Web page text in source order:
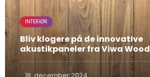
INTERIØR
Bliv klogere på de innovative
akustikpaneler fra Viwa Wood
18. december 2024